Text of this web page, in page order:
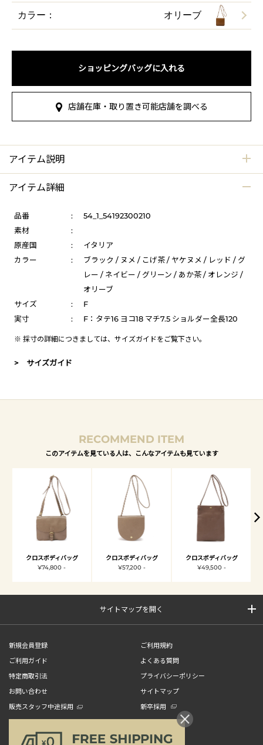
カラー： オリーブ
ショッピングバッグに入れる
店舗在庫・取り置き可能店舗を調べる
アイテム説明
アイテム詳細
品番 :
54_1_54192300210
素材
:
原産国
:
イタリア
カラー
:
ブラック / ヌメ / こげ茶 / ヤケヌメ / レッド / グ
レー / ネイビー / グリーン / あか茶 / オレンジ /
オリーブ
サイズ
:
F
実寸
: F：タテ16 ヨコ18 マチ7.5 ショルダー全長120
※ 採寸の詳細につきましては、 サイズガイドをご覧下さい。
> サイズガイド
RECOMMEND ITEM
このアイテムを見ている人は、こんなアイテムも見ています
クロスボディバッグ
¥74,800 -
クロスボディバッグ
¥57,200 -
クロスボディバッグ
¥49,500 -
サイトマップを開く
新規会員登録
ご利用規約
ご利用ガイド
よくある質問
特定商取引法
プライバシーポリシー
お問い合わせ
サイトマップ
販売スタッフ中途採用
新卒採用